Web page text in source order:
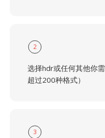
2
选择hdr或任何其他你
超过200种格式）
3